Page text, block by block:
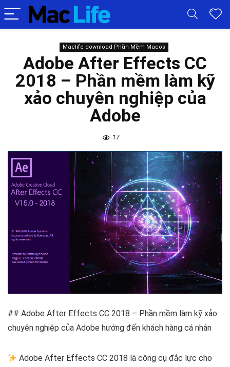
Maclife download Phần Mềm Macos
Adobe After Effects CC
2018 – Phần mềm làm kỹ
xảo chuyên nghiệp của
Adobe
17
## Adobe After Effects CC 2018 – Phần mềm làm kỹ xảo
chuyên nghiệp của Adobe hướng đến khách hàng cá nhân
Adobe After Effects CC 2018 là công cụ đắc lực cho